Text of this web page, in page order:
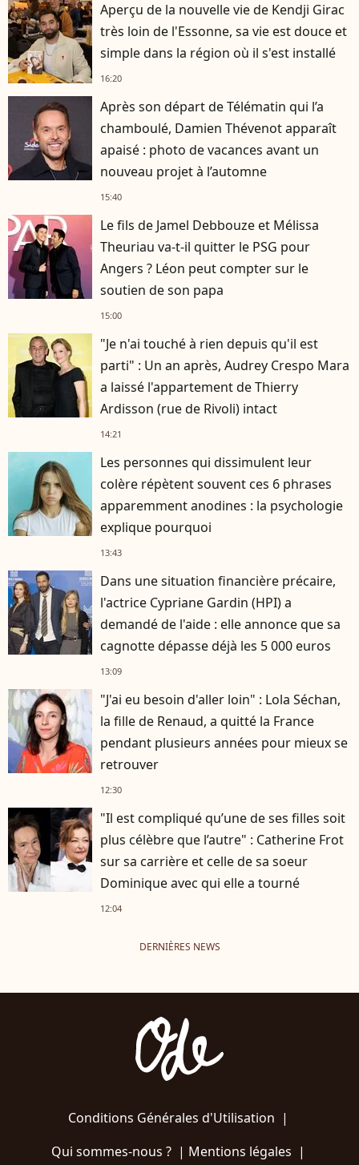
Aperçu de la nouvelle vie de Kendji Girac
très loin de l'Essonne, sa vie est douce et
simple dans la région où il s'est installé
16:20
Après son départ de Télématin qui l’a
chamboulé, Damien Thévenot apparaît
apaisé : photo de vacances avant un
nouveau projet à l’automne
15:40
Le fils de Jamel Debbouze et Mélissa
Theuriau va-t-il quitter le PSG pour
Angers ? Léon peut compter sur le
soutien de son papa
15:00
"Je n'ai touché à rien depuis qu'il est
parti" : Un an après, Audrey Crespo Mara
a laissé l'appartement de Thierry
Ardisson (rue de Rivoli) intact
14:21
Les personnes qui dissimulent leur
colère répètent souvent ces 6 phrases
apparemment anodines : la psychologie
explique pourquoi
13:43
Dans une situation financière précaire,
l'actrice Cypriane Gardin (HPI) a
demandé de l'aide : elle annonce que sa
cagnotte dépasse déjà les 5 000 euros
13:09
"J'ai eu besoin d'aller loin" : Lola Séchan,
la fille de Renaud, a quitté la France
pendant plusieurs années pour mieux se
retrouver
12:30
"Il est compliqué qu’une de ses filles soit
plus célèbre que l’autre" : Catherine Frot
sur sa carrière et celle de sa soeur
Dominique avec qui elle a tourné
12:04
DERNIÈRES NEWS
Conditions Générales d'Utilisation |
Qui sommes-nous ?| Mentions légales |